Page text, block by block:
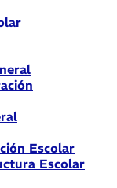
Escolar
Escolar